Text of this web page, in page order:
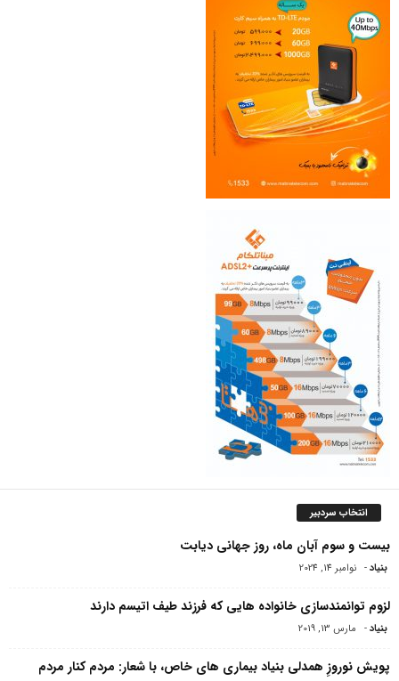
انتخاب سردبیر
بیست و سوم آبان ماه، روز جهانی دیابت
بنیاد- نوامبر 14, 2024
لزوم توانمندسازی خانواده هایی که فرزند طیف اتیسم دارند
بنیاد- مارس 13, 2019
پویش نوروزِ همدلی بنیاد بیماری های خاص، با شعار: مردم کنار مردم